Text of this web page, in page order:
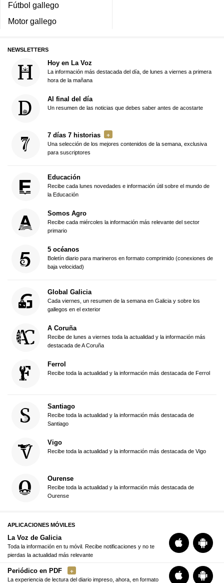
Fútbol gallego
Motor gallego
NEWSLETTERS
Hoy en La Voz
La información más destacada del día, de lunes a viernes a primera
hora de la mañana
Al final del día
Un resumen de las noticias que debes saber antes de acostarte
7 días 7 historias
Una selección de los mejores contenidos de la semana, exclusiva
para suscriptores
Educación
Recibe cada lunes novedades e información útil sobre el mundo de
la Educación
Somos Agro
Recibe cada miércoles la información más relevante del sector
primario
5 océanos
Boletín diario para marineros en formato comprimido (conexiones de
baja velocidad)
Global Galicia
Cada viernes, un resumen de la semana en Galicia y sobre los
gallegos en el exterior
A Coruña
Recibe de lunes a viernes toda la actualidad y la información más
destacada de A Coruña
Ferrol
Recibe toda la actualidad y la información más destacada de Ferrol
Santiago
Recibe toda la actualidad y la información más destacada de
Santiago
Vigo
Recibe toda la actualidad y la información más destacada de Vigo
Ourense
Recibe toda la actualidad y la información más destacada de
Ourense
APLICACIONES MÓVILES
La Voz de Galicia
Toda la información en tu móvil. Recibe notificaciones y no te
pierdas la actualidad más relevante
Periódico en PDF
La experiencia de lectura del diario impreso, ahora, en formato